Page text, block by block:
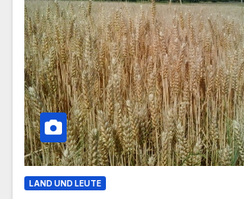
LAND UND LEUTE